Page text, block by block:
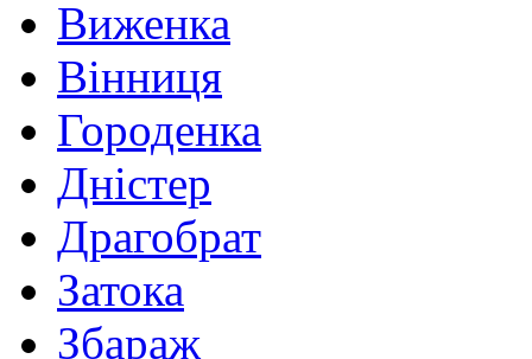
Виженка
Вінниця
Городенка
Дністер
Драгобрат
Затока
Збараж